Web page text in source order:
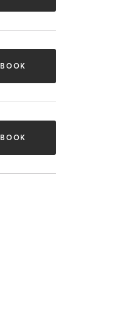
BOOK
BOOK